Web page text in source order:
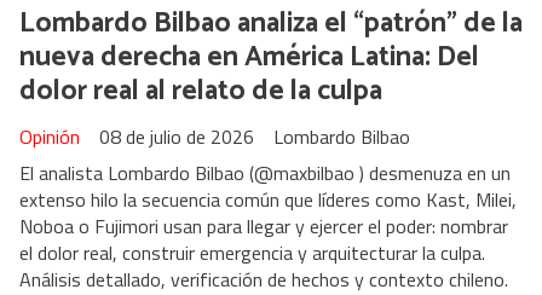
Lombardo Bilbao analiza el “patrón” de la
nueva derecha en América Latina: Del
dolor real al relato de la culpa
Lombardo Bilbao
Opinión
08 de julio de 2026
El analista Lombardo Bilbao (@maxbilbao ) desmenuza en un
extenso hilo la secuencia común que líderes como Kast, Milei,
Noboa o Fujimori usan para llegar y ejercer el poder: nombrar
el dolor real, construir emergencia y arquitecturar la culpa.
Análisis detallado, verificación de hechos y contexto chileno.